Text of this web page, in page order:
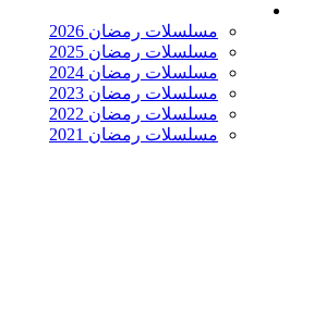
مسلسلات رمضان 2026
مسلسلات رمضان 2025
مسلسلات رمضان 2024
مسلسلات رمضان 2023
مسلسلات رمضان 2022
مسلسلات رمضان 2021